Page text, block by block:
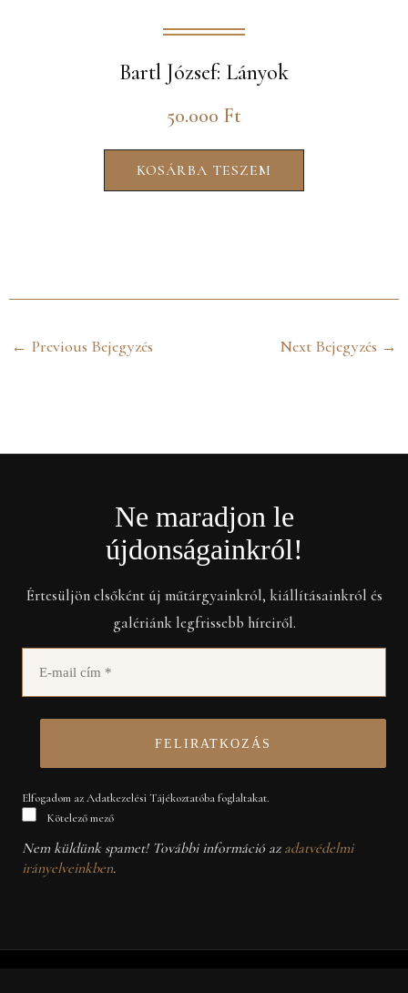
Bartl József: Lányok
50.000 Ft
KOSÁRBA TESZEM
← Previous Bejegyzés Next Bejegyzés →
Ne maradjon le
újdonságainkról!
Értesüljön elsőként új műtárgyainkról, kiállításainkról és
galériánk legfrissebb híreiről.
Elfogadom az Adatkezelési Tájékoztatóba foglaltakat.
Kötelező mező
Nem küldünk spamet! További információ az adatvédelmi
irányelveinkben.